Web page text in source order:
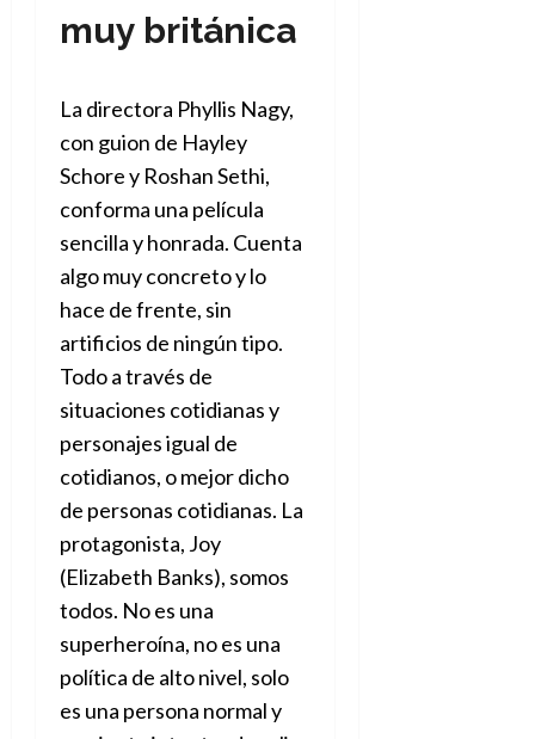
muy británica
La directora Phyllis Nagy,
con guion de Hayley
Schore y Roshan Sethi,
conforma una película
sencilla y honrada. Cuenta
algo muy concreto y lo
hace de frente, sin
artificios de ningún tipo.
Todo a través de
situaciones cotidianas y
personajes igual de
cotidianos, o mejor dicho
de personas cotidianas. La
protagonista, Joy
(Elizabeth Banks), somos
todos. No es una
superheroína, no es una
política de alto nivel, solo
es una persona normal y